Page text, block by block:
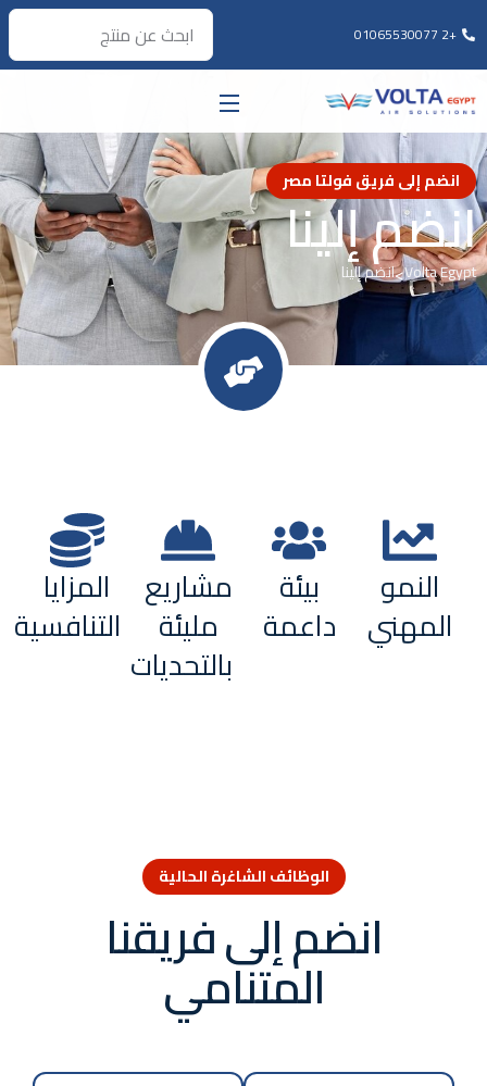
+2 01065530077
انضم إلى فريق فولتا مصر
انضم إلينا
Volta Egypt
>انضم إلينا
النمو
المهني
بيئة
داعمة
مشاريع
مليئة
بالتحديات
المزايا
التنافسية
الوظائف الشاغرة الحالية
انضم إلى فريقنا
المتنامي